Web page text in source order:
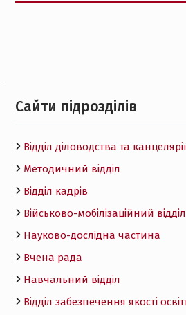
Cайти підрозділів
Відділ діловодства та канцелярії
Методичний відділ
Відділ кадрів
Військово-мобілізаційний відділ
Науково-дослідна частина
Вчена рада
Навчальний відділ
Відділ забезпечення якості